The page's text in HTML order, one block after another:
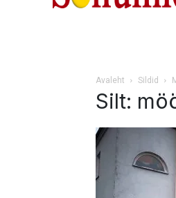
Avaleht Sildid
Silt: